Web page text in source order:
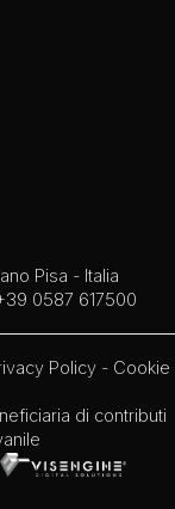
Pisa - Italia
0587 617500
Policy- Cookie
di contributi